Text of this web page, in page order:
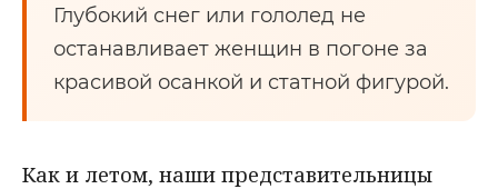
Глубокий снег или гололед не
останавливает женщин в погоне за
красивой осанкой и статной фигурой.
Как и летом, наши представительницы